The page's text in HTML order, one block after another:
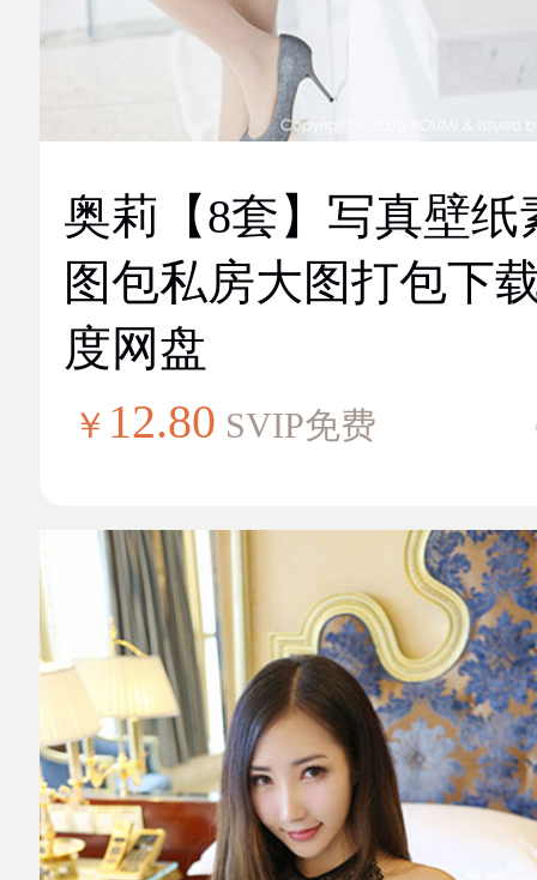
奥莉【8套】写真壁纸
图包私房大图打包下
度网盘
￥ 12.80 SVIP免费